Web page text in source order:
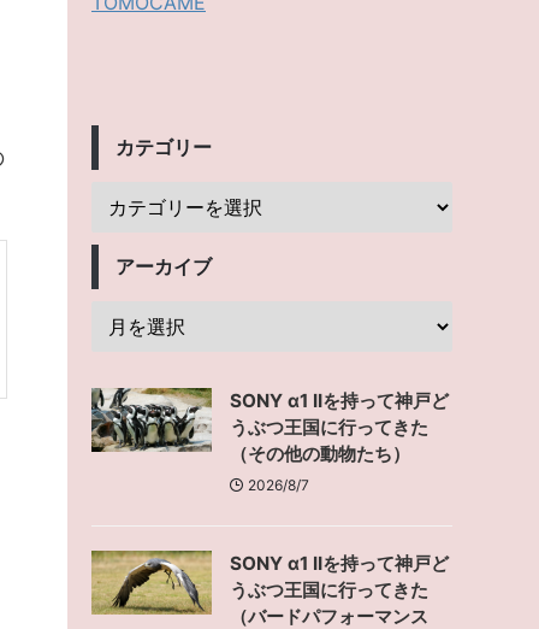
カテゴリー
アーカイブ
SONY α1 IIを持って神戸ど
うぶつ王国に行ってきた
（その他の動物たち）
2026/8/7
SONY α1 IIを持って神戸ど
うぶつ王国に行ってきた
（バードパフォーマンス